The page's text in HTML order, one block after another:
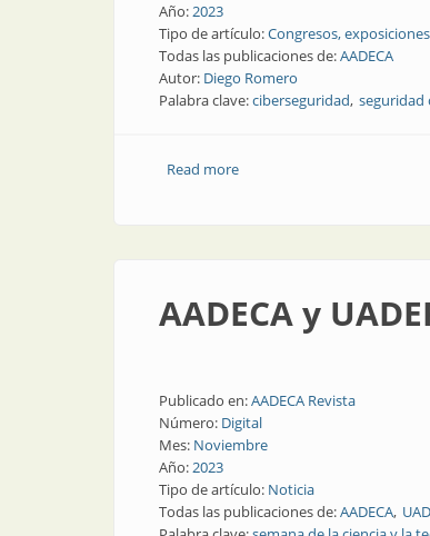
Año:2023
Tipo de artículo:Congresos,
Todas las publicaciones de:AADECA
Autor: Diego Romero
Palabra clave:ciberseguridad seguridad
Read moreabout AADECA y la seguridad
AADECA y
Publicado en:AADECA Revista
Número: Digital
Mes: Noviembre
Año:2023
Tipo de artículo: Noticia
Todas las publicaciones de:AADECA